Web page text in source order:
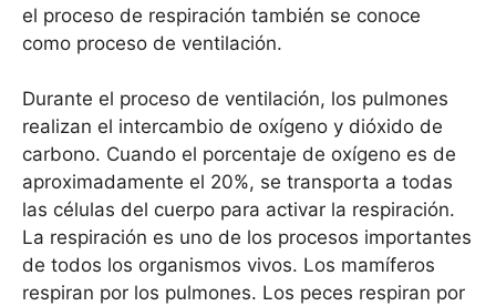
el proceso de respiración también se conoce
como proceso de ventilación.
Durante el proceso de ventilación, los pulmones
realizan el intercambio de oxígeno y dióxido de
carbono. Cuando el porcentaje de oxígeno es de
aproximadamente el 20%, se transporta a todas
las células del cuerpo para activar la respiración.
La respiración es uno de los procesos importantes
de todos los organismos vivos. Los mamíferos
respiran por los pulmones. Los peces respiran por